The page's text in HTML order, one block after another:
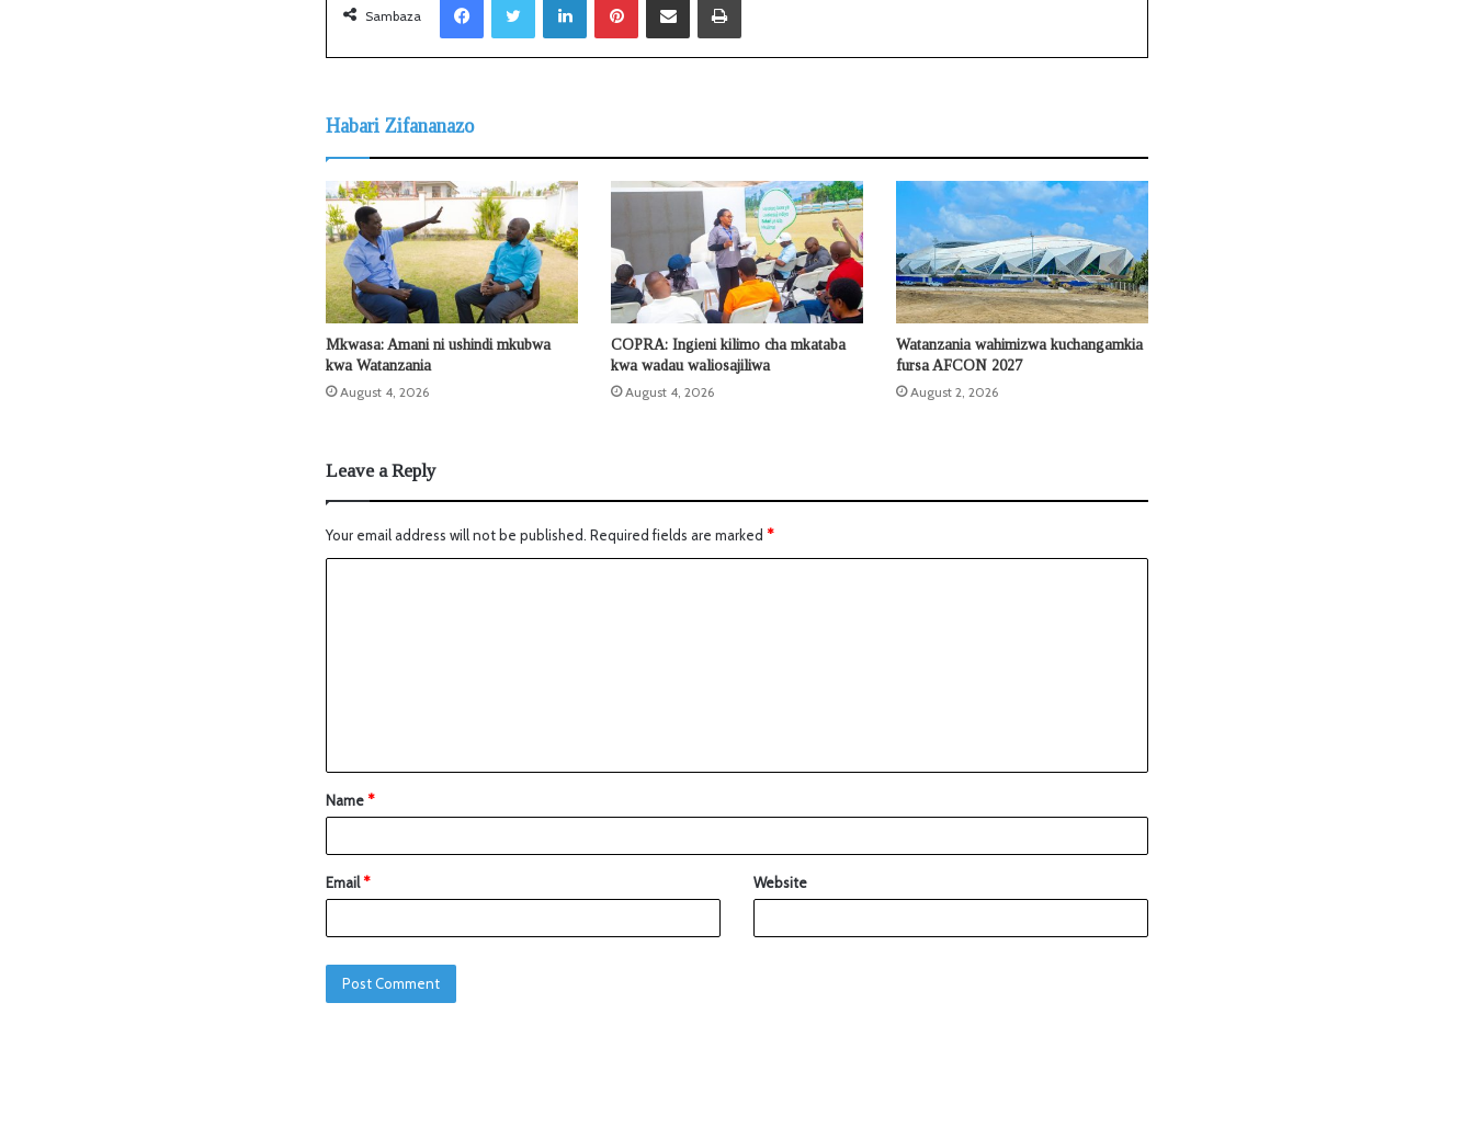
Sambaza
Habari Zifananazo
Mkwasa: Amani ni ushindi mkubwa
kwa Watanzania
August 4, 2026
COPRA: Ingieni kilimo cha mkataba
kwa wadau waliosajiliwa
August 4, 2026
Watanzania wahimizwa kuchangamkia
fursa AFCON 2027
August 2, 2026
Leave a Reply
Your email address will not be published. Required fields are marked *
Name*
Email* Website